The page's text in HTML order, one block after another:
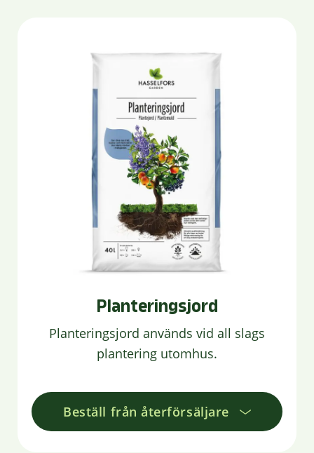
Planteringsjord
Planteringsjord används vid all slags
plantering utomhus.
Beställ från återförsäljare